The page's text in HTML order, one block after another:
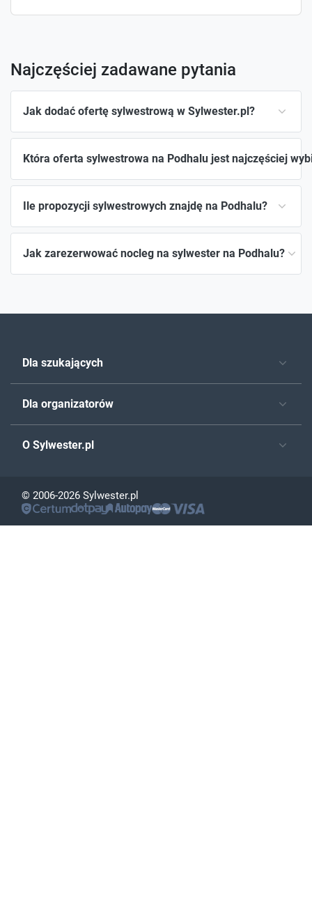
Najczęściej zadawane pytania
Jak dodać ofertę sylwestrową w Sylwester.pl?
Która oferta sylwestrowa na Podhalu jest najczęściej
Ile propozycji sylwestrowych znajdę na Podhalu?
Jak zarezerwować nocleg na sylwester na Podhalu?
Dla szukających
Dla organizatorów
O Sylwester.pl
© 2006-2026 Sylwester.pl